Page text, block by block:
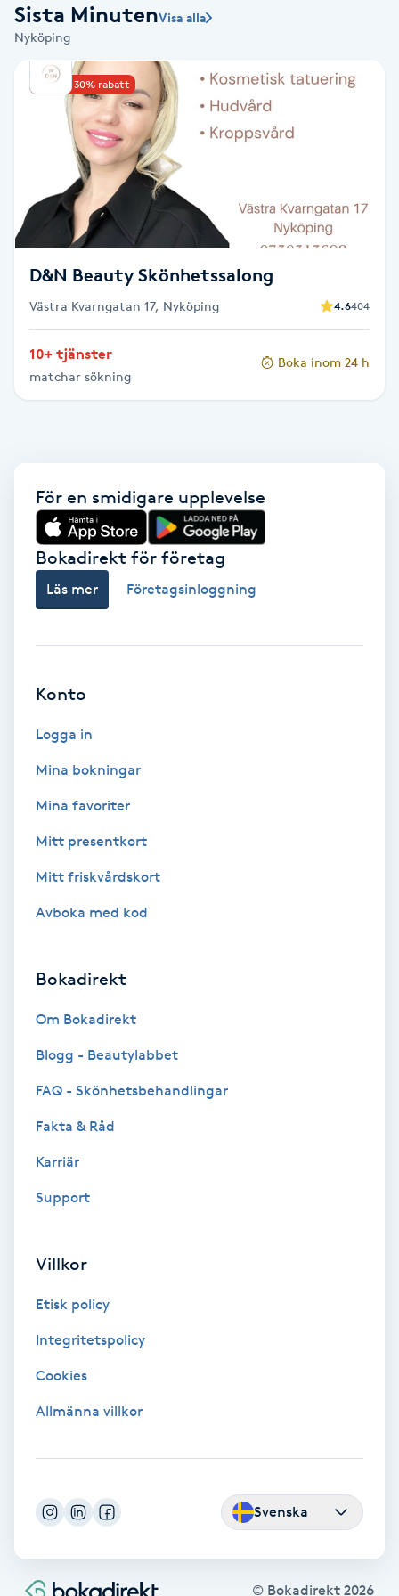
Babylights
Balayage
Bambumassage
Barnklippning
BIAB
Blowout
Bottenfärg
Brynplockning
Bröllopsuppsättning
Celluliter
Coachning
Cryoterapi
Damklippning
Dermapen
Diamantslipning
Extensions
Eyeliner-tatuering
Face framing
Faceliftmassage
Fettreducering
Fibromassage
Fillers
Fotmassage
Sista Minuten
Nyköping
Visa alla
Upp till 30% rabatt
D&N Beauty Skönhetssalong
Västra Kvarngatan 17, Nyköping 4.6404
10+ tjänster
matchar sökning
Boka inom 24 h
För en smidigare upplevelse
Bokadirekt för företag
Läs mer Företagsinloggning
Konto
Logga in
Mina bokningar
Mina favoriter
Mitt presentkort
Mitt friskvårdskort
Avboka med kod
Bokadirekt
Om Bokadirekt
Blogg - Beautylabbet
FAQ - Skönhetsbehandlingar
Fakta & Råd
Karriär
Support
Villkor
Etisk policy
Integritetspolicy
Cookies
Allmänna villkor
Svenska
© Bokadirekt 2026